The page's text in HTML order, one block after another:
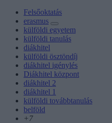
Felsőoktatás
erasmus
külföldi egyetem
külföldi tanulás
diákhitel
külföldi ösztöndíj
diákhitel igénylés
Diákhitel központ
diákhitel 2
diákhitel 1
külföldi továbbtanulás
belföld
+7